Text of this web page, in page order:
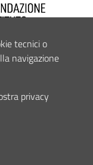
tecnici o
navigazione
privacy